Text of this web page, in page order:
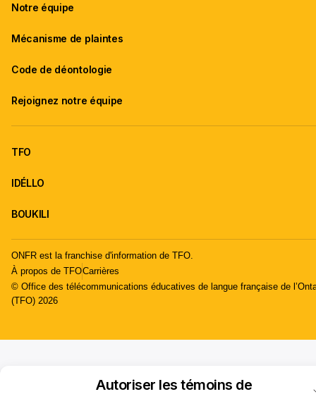
Autoriser les témoins de
Notre équipe
Mécanisme de plaintes
Code de déontologie
Rejoignez notre équipe
TFO
IDÉLLO
BOUKILI
ONFR est la franchise d'information de TFO.
À propos de TFOCarrières
© Office des télécommunications éducatives de langue française de
(TFO) 2026